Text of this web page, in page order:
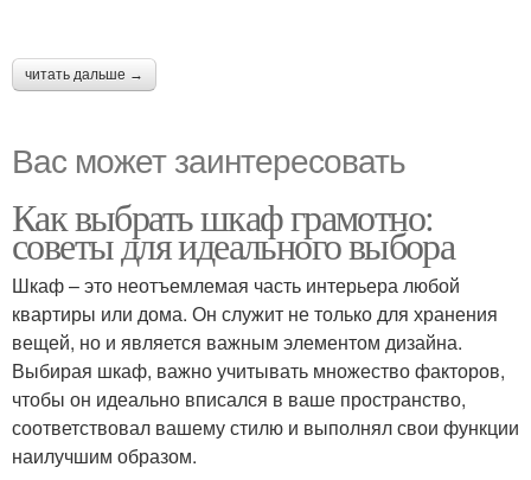
читать дальше →
Вас может заинтересовать
Как выбрать шкаф грамотно:
советы для идеального выбора
Шкаф – это неотъемлемая часть интерьера любой
квартиры или дома. Он служит не только для хранения
вещей, но и является важным элементом дизайна.
Выбирая шкаф, важно учитывать множество факторов,
чтобы он идеально вписался в ваше пространство,
соответствовал вашему стилю и выполнял свои функции
наилучшим образом.